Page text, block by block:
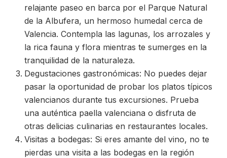
relajante paseo en barca por el Parque Natural
de la Albufera, un hermoso humedal cerca de
Valencia. Contempla las lagunas, los arrozales y
la rica fauna y flora mientras te sumerges en la
tranquilidad de la naturaleza.
Degustaciones gastronómicas: No puedes dejar
pasar la oportunidad de probar los platos típicos
valencianos durante tus excursiones. Prueba
una auténtica paella valenciana o disfruta de
otras delicias culinarias en restaurantes locales.
Visitas a bodegas: Si eres amante del vino, no te
pierdas una visita a las bodegas en la región